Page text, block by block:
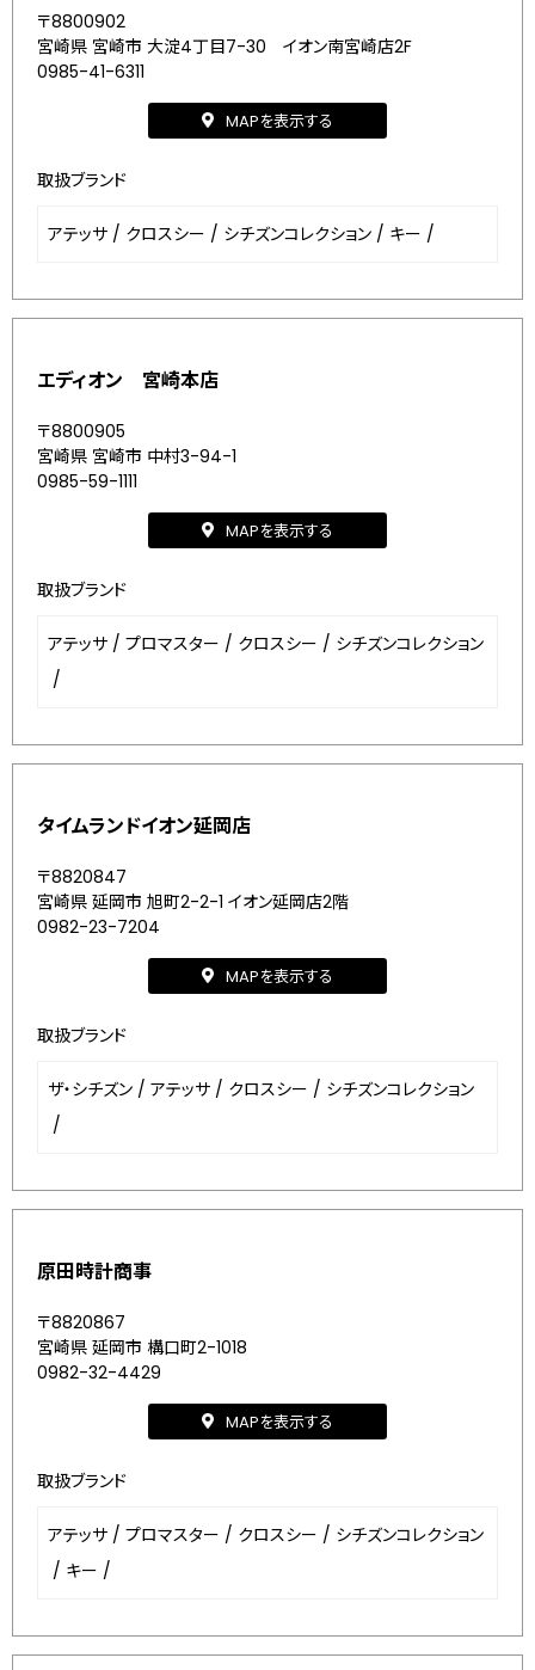
〒8800902
宮崎県 宮崎市 大淀4丁目7-30 イオン南宮崎店2F
0985-41-6311
MAPを表示する
取扱ブランド
アテッサ / クロスシー / シチズンコレクション / キー /
エディオン 宮崎本店
〒8800905
宮崎県 宮崎市 中村3-94-1
0985-59-1111
MAPを表示する
取扱ブランド
アテッサ / プロマスター / クロスシー / シチズンコレクション
/
タイムランドイオン延岡店
〒8820847
宮崎県 延岡市 旭町2-2-1 イオン延岡店2階
0982-23-7204
MAPを表示する
取扱ブランド
ザ・シチズン / アテッサ / クロスシー / シチズンコレクション
/
原田時計商事
〒8820867
宮崎県 延岡市 構口町2-1018
0982-32-4429
MAPを表示する
取扱ブランド
アテッサ / プロマスター / クロスシー / シチズンコレクション
/ キー /